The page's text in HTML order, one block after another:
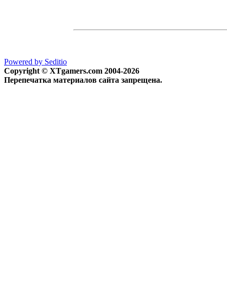
Powered by Seditio
Copyright © XTgamers.com 2004-2026
Перепечатка материалов сайта запрещена.